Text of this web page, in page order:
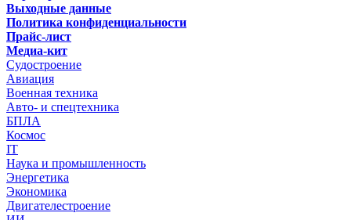
Выходные данные
Политика конфиденциальности
Прайс-лист
Медиа-кит
Судостроение
Авиация
Военная техника
Авто- и спецтехника
БПЛА
Космос
IT
Наука и промышленность
Энергетика
Экономика
Двигателестроение